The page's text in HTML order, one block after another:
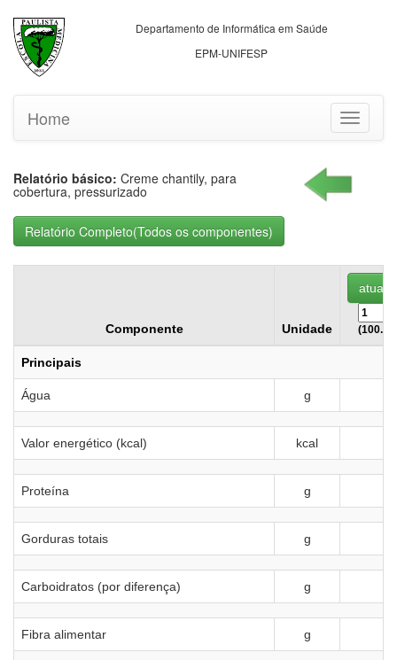
Departamento de Informática em Saúde
EPM-UNIFESP
Toggle
Home
Relatório básico: Creme chantily, para
cobertura, pressurizado
Componente Unidade (100.00
Principais
Água g
Valor energético (kcal) kcal
Proteína g
Gorduras totais g
Carboidratos (por diferença) g
Fibra alimentar g